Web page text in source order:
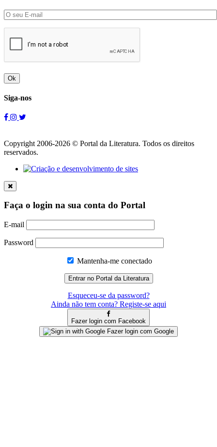
Ok
Siga-nos
Copyright 2006-2026 © Portal da Literatura. Todos os direitos
reservados.
Faça o login na sua conta do Portal
E-mail
Password
Mantenha-me conectado
Esqueceu-se da password?
Ainda não tem conta? Registe-se aqui
Fazer login com Facebook
Fazer login com Google